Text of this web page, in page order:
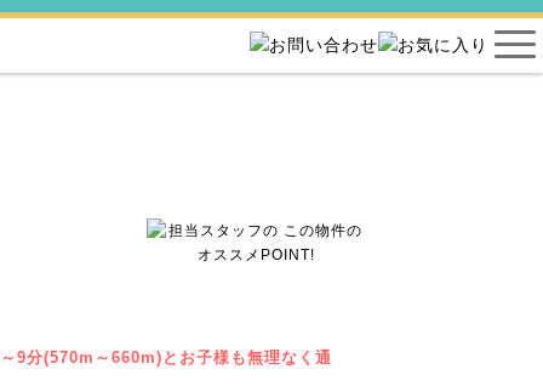
9分(570m～660m)とお子様も無理なく通